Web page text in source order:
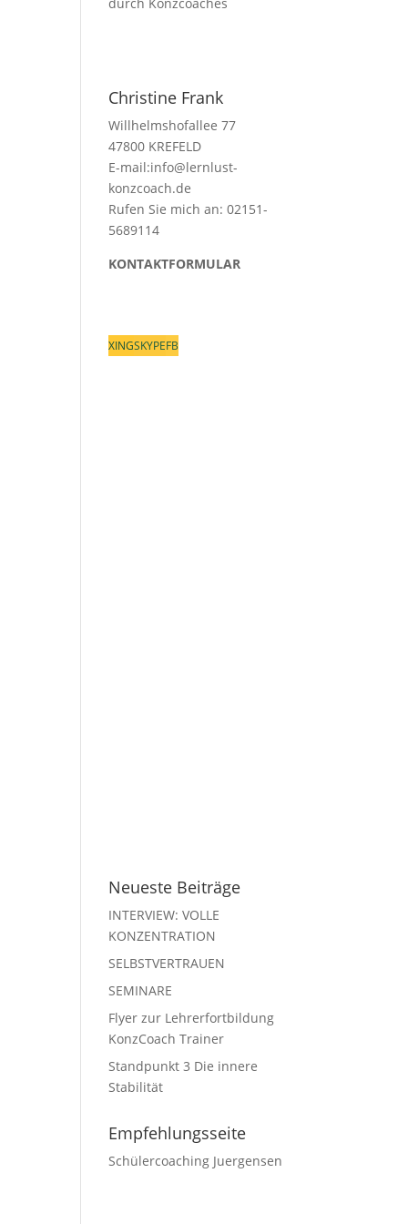
Christine Frank
Willhelmshofallee 77
47800 KREFELD
E-mail:info@lernlust-
konzcoach.de
Rufen Sie mich an: 02151-
5689114
KONTAKTFORMULAR
XINGSKYPEFB
Neueste Beiträge
INTERVIEW: VOLLE
KONZENTRATION
SELBSTVERTRAUEN
SEMINARE
Flyer zur Lehrerfortbildung
KonzCoach Trainer
Standpunkt 3 Die innere
Stabilität
Empfehlungsseite
Schülercoaching Juergensen